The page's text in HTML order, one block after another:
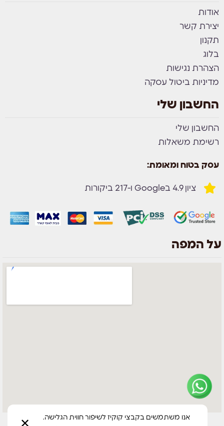
אודות
יצירת קשר
תקנון
בלוג
הצהרת נגישות
מדיניות ביטול עסקה
החשבון שלי
החשבון שלי
רשימת משאלות
עסק בטוח ומאומת:
ציון 4.9 בGoogle ו-217 ביקורות
על המפה
אנו משתמשים בקבצי קוקיז לשיפור חווית הגלישה.